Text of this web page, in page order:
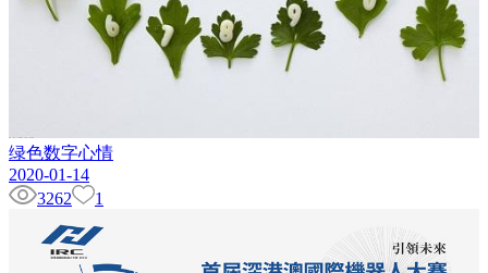
绿色数字心情
2020-01-14
3262
1